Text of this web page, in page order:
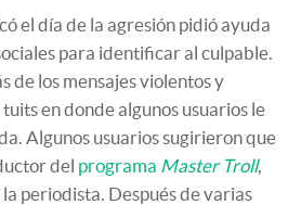
el día de la agresión pidió ayuda
para identificar al culpable.
de los mensajes violentos y
en donde algunos usuarios le
Algunos usuarios sugirieron que
del programa Master Troll,
periodista. Después de varias